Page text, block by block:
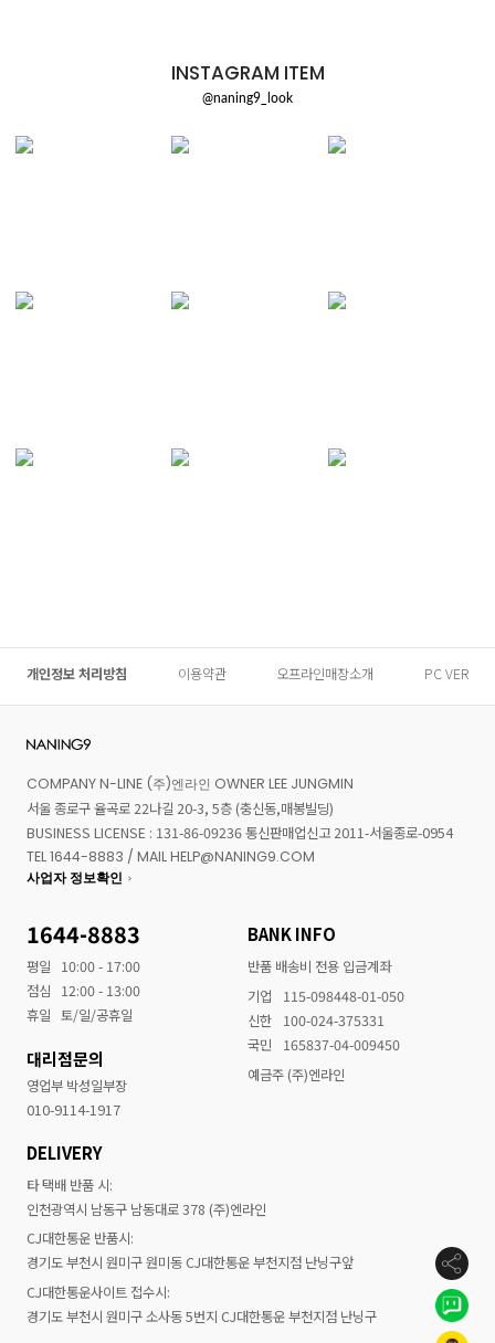
INSTAGRAM ITEM
@naning9_look
개인정보 처리방침 이용약관 오프라인매장소개 PC VER
COMPANY N-LINE (주)엔라인 OWNER LEE JUNGMIN
서울 종로구 율곡로 22나길 20-3, 5층 (충신동,매봉빌딩)
BUSINESS LICENSE : 131-86-09236 통신판매업신고 2011-서울종로-0954
TEL 1644-8883 / MAIL HELP@NANING9.COM
사업자 정보확인
1644-8883
평일
10:00 - 17:00
점심
12:00 - 13:00
휴일 토/일/공휴일
대리점문의
영업부 박성일부장
010-9114-1917
BANK INFO
반품 배송비 전용 입금계좌
기업
115-098448-01-050
신한
100-024-375331
국민
165837-04-009450
예금주 (주)엔라인
DELIVERY
타 택배 반품 시:
인천광역시 남동구 남동대로 378 (주)엔라인
CJ대한통운 반품시:
경기도 부천시 원미구 원미동 CJ대한통운 부천지점 난닝구앞
CJ대한통운사이트 접수시:
경기도 부천시 원미구 소사동 5번지 CJ대한통운 부천지점 난닝구